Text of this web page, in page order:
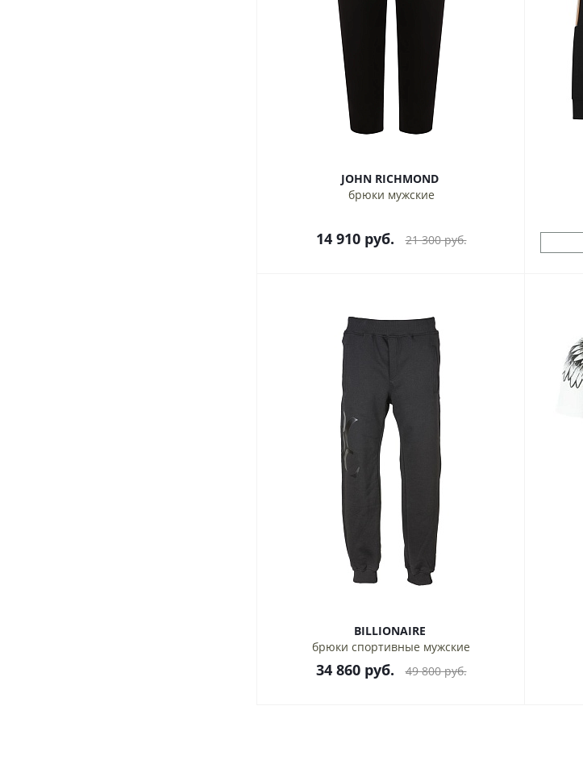
JOHN RICHMOND
брюки мужские
14 910руб. 21 300руб.
BILLIONAIRE
брюки спортивные мужские
34 860руб. 49 800руб.